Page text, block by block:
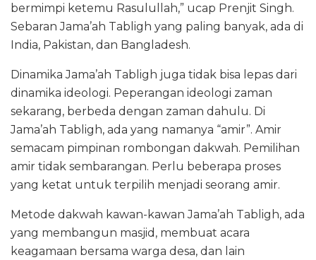
bermimpi ketemu Rasulullah,” ucap Prenjit Singh.
Sebaran Jama’ah Tabligh yang paling banyak, ada di
India, Pakistan, dan Bangladesh.
Dinamika Jama’ah Tabligh juga tidak bisa lepas dari
dinamika ideologi. Peperangan ideologi zaman
sekarang, berbeda dengan zaman dahulu. Di
Jama’ah Tabligh, ada yang namanya “amir”. Amir
semacam pimpinan rombongan dakwah. Pemilihan
amir tidak sembarangan. Perlu beberapa proses
yang ketat untuk terpilih menjadi seorang amir.
Metode dakwah kawan-kawan Jama’ah Tabligh, ada
yang membangun masjid, membuat acara
keagamaan bersama warga desa, dan lain